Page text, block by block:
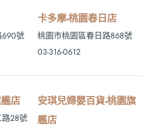
690號
卡多摩-桃園春日店
桃園市桃園區春日路868號
03-316-0612
店
28號
安琪兒婦嬰百貨-桃園旗
艦店